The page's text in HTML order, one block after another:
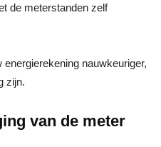
de meterstanden zelf
nauwkeuriger,
zijn.
van de meter